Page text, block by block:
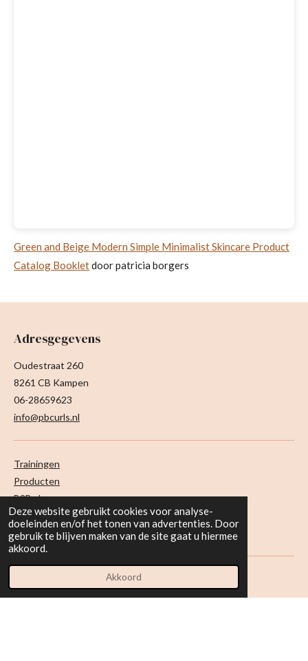
Deze website gebruikt cookies voor analyse-
doeleinden en/of het tonen van advertenties. Door
gebruik te blijven maken van de site gaat u hiermee
akkoord.
Akkoord
Green and Beige Modern Simple Minimalist Skincare Product
Catalog Bookletdoor patricia borgers
Adresgegevens
Oudestraat 260
8261 CB Kampen
06-28659623
info@pbcurls.nl
Trainingen
Producten
B2B shop
Onze krullensalon
Algemene Voorwaarden
www.krullenkapperkampen.nl
www.pbcurls.nl